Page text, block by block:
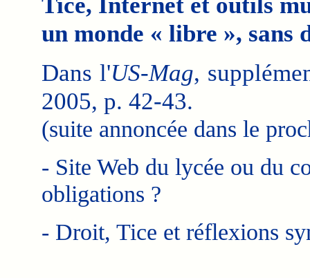
un monde « libre », sans
Dans l'US-Mag,
2005, p. 42-43.
(suite annoncée dans le
- Site Web du lycée ou du
obligations ?
- Droit, Tice et réflexions